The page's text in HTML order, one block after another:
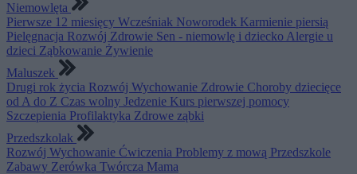
Niemowlęta
Pierwsze 12 miesięcy Wcześniak Noworodek Karmienie piersią
Pielęgnacja Rozwój Zdrowie Sen - niemowlę i dziecko Alergie u
dzieci Ząbkowanie Żywienie
Maluszek
Drugi rok życia Rozwój Wychowanie Zdrowie Choroby dziecięce
od A do Z Czas wolny Jedzenie Kurs pierwszej pomocy
Szczepienia Profilaktyka Zdrowe ząbki
Przedszkolak
Rozwój Wychowanie Ćwiczenia Problemy z mową Przedszkole
Zabawy Zerówka Twórcza Mama